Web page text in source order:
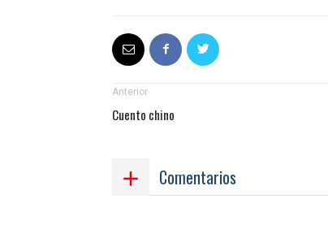
Anterior
Cuento chino
Comentarios